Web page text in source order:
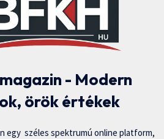
- Modern
örök értékek
egy széles spektrumú online platform,